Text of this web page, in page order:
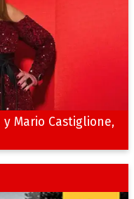
Mario Castiglione,